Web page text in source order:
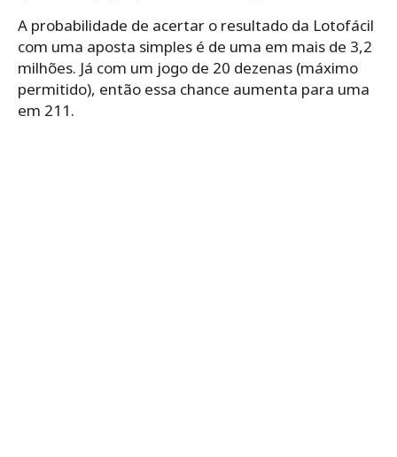
A probabilidade de acertar o resultado da Lotofácil
com uma aposta simples é de uma em mais de 3,2
milhões. Já com um jogo de 20 dezenas (máximo
permitido), então essa chance aumenta para uma
em 211.